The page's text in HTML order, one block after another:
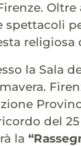
spettacoli
religiosa
la Sala
del
la